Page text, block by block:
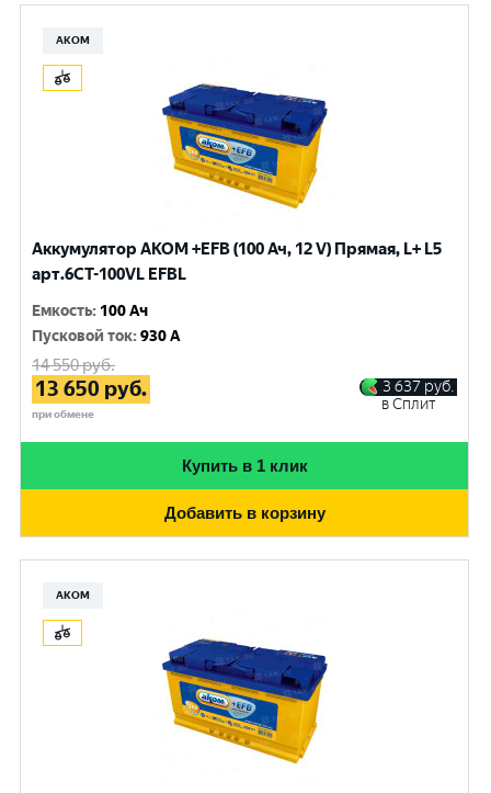
АКОМ
Аккумулятор AKOM +EFB (100 Ач, 12 V) Прямая, L+ L5
арт.6СТ-100VL EFBL
Емкость: 100 Ач
Пусковой ток:930 A
14 550руб.
13 650 руб.
при обмене
3 637 руб.
в Сплит
Купить в 1 клик
Добавить в корзину
АКОМ